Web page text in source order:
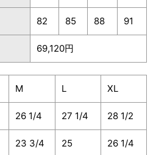
82 85 88 91
69,120円
M L XL
26 1/4 27 1/4 28 1/2
23 3/4 25 26 1/4